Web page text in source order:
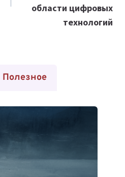
области цифровых
технологий
Полезное